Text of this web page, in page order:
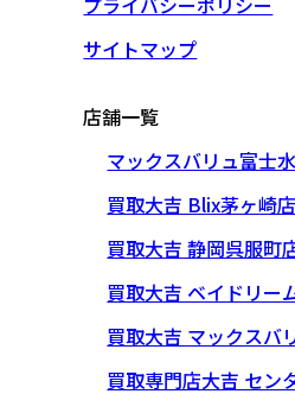
サイトマップ
店舗一覧
マックスバリュ富士
買取大吉 Blix茅ヶ崎店
買取大吉 静岡呉服町
買取大吉 ベイドリー
買取大吉 マックスバ
買取専門店大吉 セン